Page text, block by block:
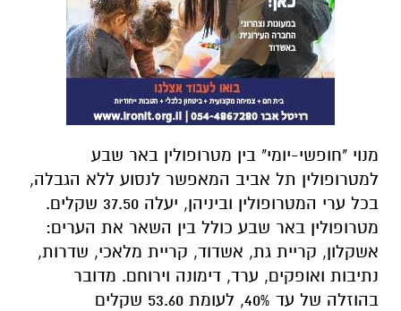
מנוי "חופשי-יומי" בין מטרופולין באר שבע
למטרופולין תל אביב המאפשר לנסוע ללא הגבלה,
בכל ערי המטרופולין וביניהן, יעלה 37.50 שקלים.
מטרופולין באר שבע כולל בין השאר את הערים:
אשקלון, קריית גת, אשדוד, קריית מלאכי, שדרות,
נתיבות ואופקים, ערד, דימונה וירוחם. מדובר
בהוזלה של עד 40%, לעומת 53.60 שקלים